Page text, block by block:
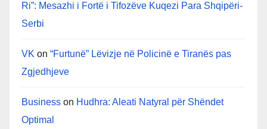
Ri”: Mesazhi i Fortë i Tifozëve Kuqezi Para Shqipëri-
Serbi
VK on “Furtunë” Lëvizje në Policinë e Tiranës pas
Zgjedhjeve
Business on Hudhra: Aleati Natyral për Shëndet
Optimal